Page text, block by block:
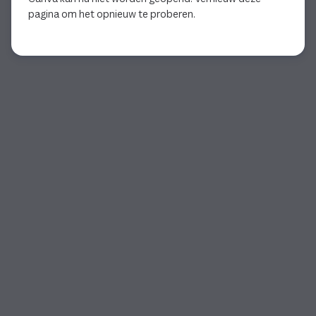
pagina om het opnieuw te proberen.